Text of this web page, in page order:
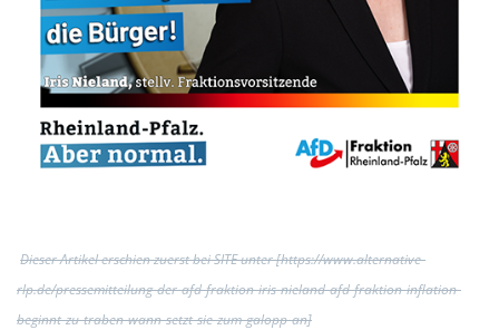
Dieser Artikel erschien zuerst bei SITE unter [https://www.alternative-
rlp.de/pressemitteilung-der-afd-fraktion-iris-nieland-afd-fraktion-inflation-
beginnt-zu-traben-wann-setzt-sie-zum-galopp-an]